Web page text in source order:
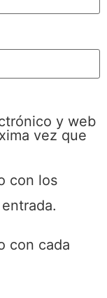
y web
vez que
con los
con cada